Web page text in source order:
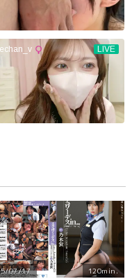
07/17 120min.